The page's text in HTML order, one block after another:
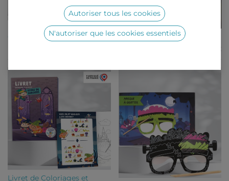
Horror Charms Halloween -
Capsules 65MM
Kit décoration Halloween
€
Livret de Coloriages et
Autoriser tous les cookies
N'autoriser que les cookies essentiels